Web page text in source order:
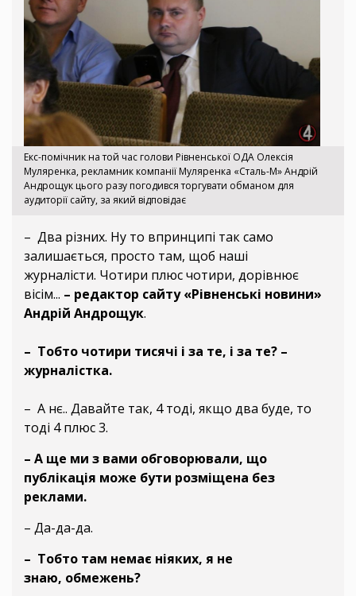
Екс-помічник на той час голови Рівненської ОДА Олексія
Муляренка, рекламник компанії Муляренка «Сталь-М» Андрій
Андрощук цього разу погодився торгувати обманом для
аудиторії сайту, за який відповідає
– Два різних. Ну то впринципі так само
залишається, просто там, щоб наші
журналісти. Чотири плюс чотири, дорівнює
вісім... – редактор сайту «Рівненські новини»
Андрій Андрощук.
– Тобто чотири тисячі і за те, і за те? –
журналістка.
– А нє.. Давайте так, 4 тоді, якщо два буде, то
тоді 4 плюс 3.
– А ще ми з вами обговорювали, що
публікація може бути розміщена без
реклами.
– Да-да-да.
– Тобто там немає ніяких, я не
знаю, обмежень?